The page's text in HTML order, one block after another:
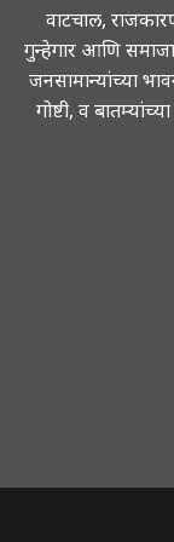
वाटचाल,
गुन्हेगार आणि
जनसामान्यांच्या
गोष्टी, व